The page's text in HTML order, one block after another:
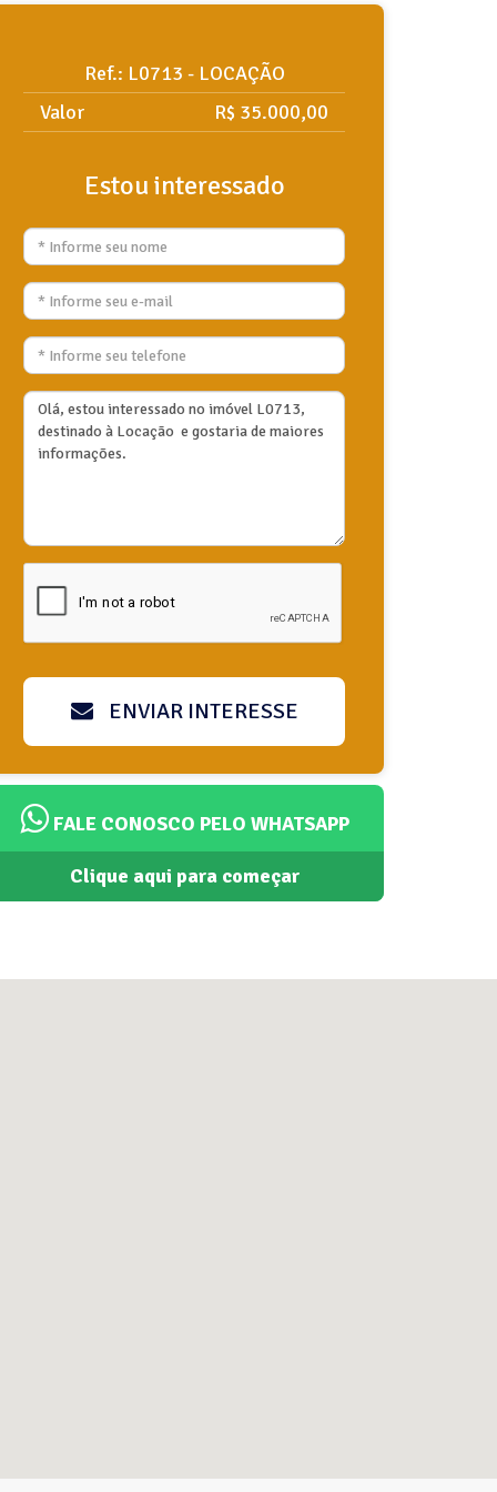
Ref.: L0713 - LOCAÇÃO
Valor
R$ 35.000,00
Estou interessado
ENVIAR INTERESSE
FALE CONOSCO PELO WHATSAPP
Clique aqui para começar